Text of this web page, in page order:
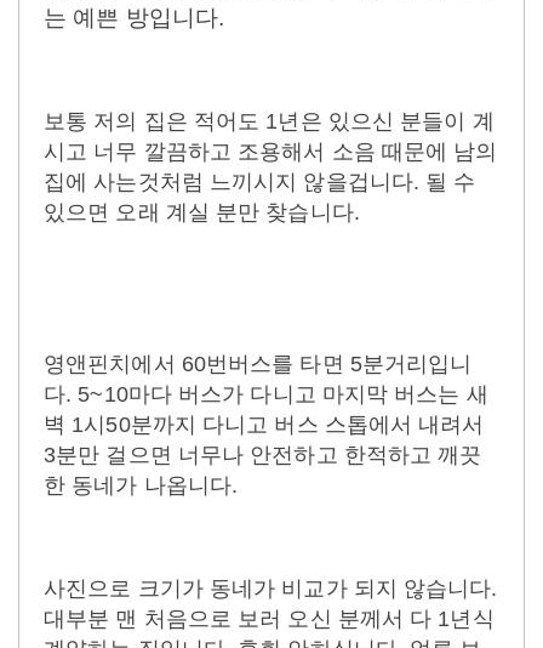
는 예쁜 방입니다.
보통 저의 집은 적어도 1년은 있으신 분들이 계
시고 너무 깔끔하고 조용해서 소음 때문에 남의
집에 사는것처럼 느끼시지 않을겁니다. 될 수
있으면 오래 계실 분만 찾습니다.
영앤핀치에서 60번버스를 타면 5분거리입니
다. 5~10마다 버스가 다니고 마지막 버스는 새
벽 1시50분까지 다니고 버스 스톱에서 내려서
3분만 걸으면 너무나 안전하고 한적하고 깨끗
한 동네가 나옵니다.
사진으로 크기가 동네가 비교가 되지 않습니다.
대부분 맨 처음으로 보러 오신 분께서 다 1년식